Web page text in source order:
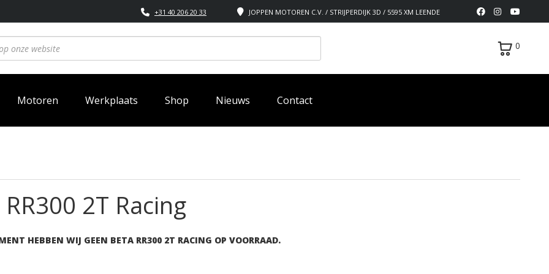
JOPPEN MOTOREN C.V. / STRIJPERDIJK 3D / 5595 XM LEENDE
+31 40 206 20 33
0
Motoren Werkplaats Shop Nieuws Contact
2T Racing
HEBBEN WIJ GEEN BETA RR300 2T RACING OP VOORRAAD.